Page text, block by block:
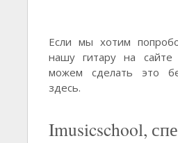
Если мы хотим
нашу гитару на сайте
можем сделать это
здесь.
Imusicschool,